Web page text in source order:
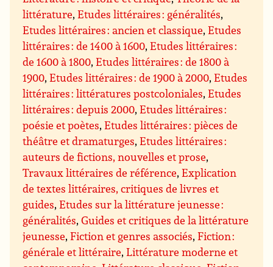
littérature,Etudes littéraires : généralités,
Etudes littéraires : ancien et classique,Etudes
littéraires : de 1400 à 1600,Etudes littéraires :
de 1600 à 1800,Etudes littéraires : de 1800 à
1900,Etudes littéraires : de 1900 à 2000,Etudes
littéraires : littératures postcoloniales,Etudes
littéraires : depuis 2000,Etudes littéraires :
poésie et poètes,Etudes littéraires : pièces de
théâtre et dramaturges,Etudes littéraires :
auteurs de fictions, nouvelles et prose,
Travaux littéraires de référence,Explication
de textes littéraires, critiques de livres et
guides,Etudes sur la littérature jeunesse :
généralités,Guides et critiques de la littérature
jeunesse,Fiction et genres associés,Fiction :
générale et littéraire,Littérature moderne et